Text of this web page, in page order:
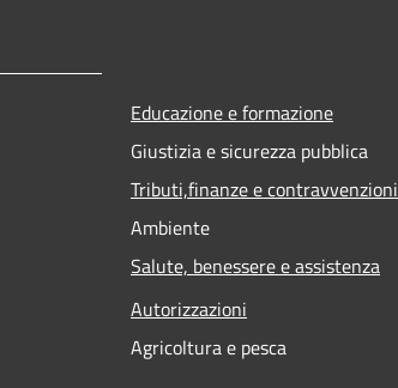
Educazione e formazione
Giustizia e sicurezza pubblica
Tributi,finanze e contravvenzioni
Ambiente
Salute, benessere e assistenza
Autorizzazioni
Agricoltura e pesca